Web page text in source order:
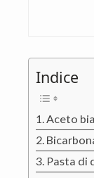
Indice
Aceto
Pasta di